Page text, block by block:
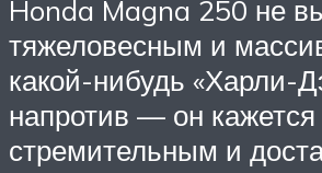
Honda Magna 250 не
тяжеловесным и
какой-нибудь «Харли-
напротив — он кажется
стремительным и